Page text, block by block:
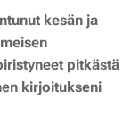
kesän ja
pitkästä
kirjoitukseni